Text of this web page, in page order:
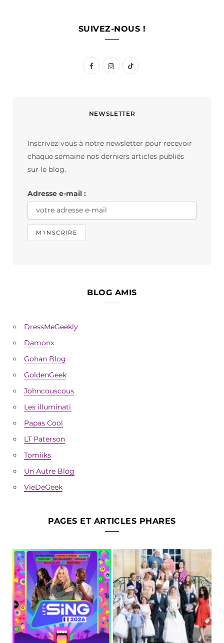
SUIVEZ-NOUS !
F
e
I
t
m
T
T
NEWSLETTER
Inscrivez-vous à notre newsletter pour recevoir
chaque semaine nos derniers articles publiés
sur le blog.
Adresse e-mail :
BLOG AMIS
DressMeGeekly
Damonx
Gohan Blog
GoldenGeek
Johncouscous
Les illuminati
Papas Cool
LT Paterson
Tomiiks
Un Autre Blog
VieDeGeek
PAGES ET ARTICLES PHARES